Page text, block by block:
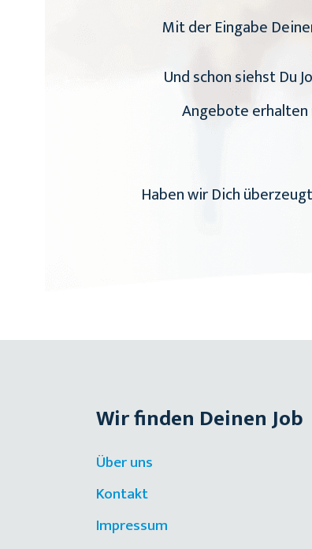
Mit der Eingabe
Und schon siehst Du
Angebote erhalten
Haben wir Dich
Wir finden Deinen Job
Über uns
Kontakt
Impressum